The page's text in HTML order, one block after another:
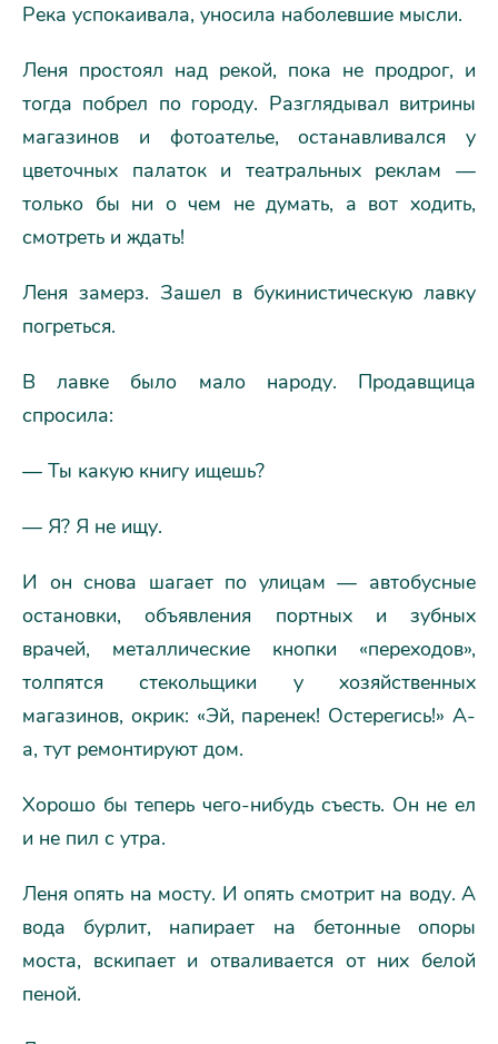
Река успокаивала, уносила наболевшие мысли.
Леня простоял над рекой, пока не продрог, и
тогда побрел по городу. Разглядывал витрины
магазинов и фотоателье, останавливался у
цветочных палаток и театральных реклам —
только бы ни о чем не думать, а вот ходить,
смотреть и ждать!
Леня замерз. Зашел в букинистическую лавку
погреться.
В лавке было мало народу. Продавщица
спросила:
— Ты какую книгу ищешь?
— Я? Я не ищу.
И он снова шагает по улицам — автобусные
остановки, объявления портных и зубных
врачей, металлические кнопки «переходов»,
толпятся стекольщики у хозяйственных
магазинов, окрик: «Эй, паренек! Остерегись!» А-
а, тут ремонтируют дом.
Хорошо бы теперь чего-нибудь съесть. Он не ел
и не пил с утра.
Леня опять на мосту. И опять смотрит на воду. А
вода бурлит, напирает на бетонные опоры
моста, вскипает и отваливается от них белой
пеной.